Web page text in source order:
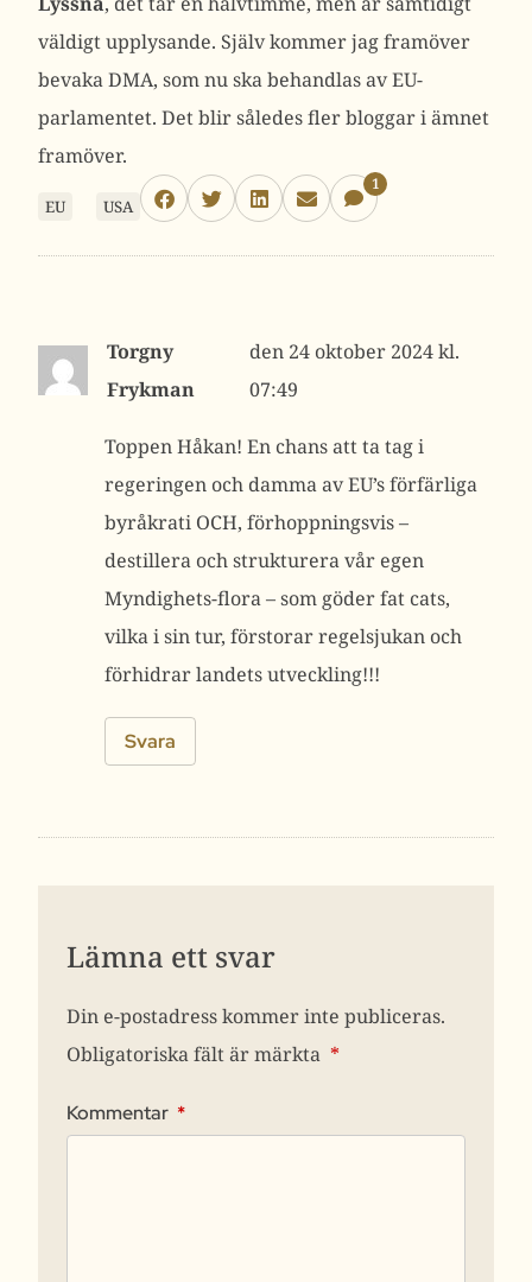
väldigt upplysande. Själv kommer jag framöver
bevaka DMA, som nu ska behandlas av EU-
parlamentet. Det blir således fler bloggar i ämnet
framöver.
EU USA
1
Torgny
Frykman
24 oktober 2024 kl.
07:49
Toppen Håkan! En chans att ta tag i
regeringen och damma av EU’s förfärliga
byråkrati OCH, förhoppningsvis –
destillera och strukturera vår egen
Myndighets-flora – som göder fat cats,
vilka i sin tur, förstorar regelsjukan och
förhidrar landets utveckling!!!
Svara
Lämna ett svar
Din e-postadress kommer inte publiceras.
Obligatoriska fält är märkta *
Kommentar *